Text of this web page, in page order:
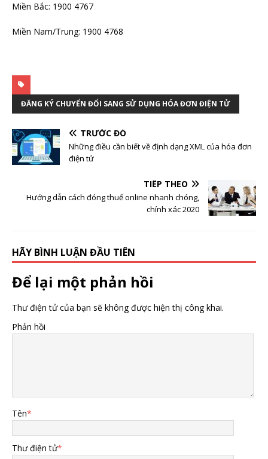
Miền Bắc: 1900 4767
Miền Nam/Trung: 1900 4768
ĐĂNG KÝ CHUYỂN ĐỔI SANG SỬ DỤNG HÓA ĐƠN ĐIỆN TỬ
TRƯỚC ĐÓ
Những điều cần biết về định dạng XML của hóa đơn
điện tử
TIẾP THEO
Hướng dẫn cách đóng thuế online nhanh chóng,
chính xác 2020
HÃY BÌNH LUẬN ĐẦU TIÊN
Để lại một phản hồi
Thư điện tử của bạn sẽ không được hiện thị công khai.
Phản hồi
Tên*
Thư điện tử*